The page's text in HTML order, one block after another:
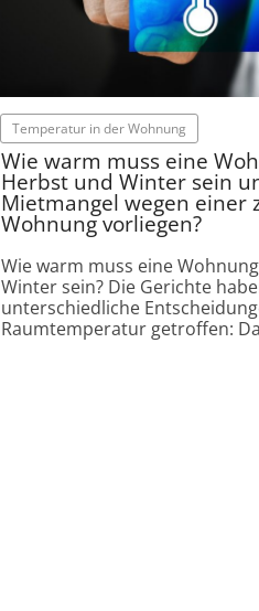
Temperatur in der Wohnung
Wie warm muss eine
Herbst und Winter sein
Mietmangel wegen einer
Wohnung vorliegen?
Wie warm muss eine
Winter sein? Die Gerichte
unterschiedliche
Raumtemperatur getroffen: